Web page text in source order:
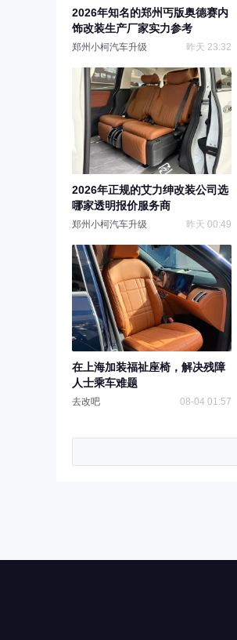
2026年知名的郑州丐版奥德赛内
饰改装生产厂家实力参考
郑州小柯汽车升级 昨天 23:32
2026年正规的艾力绅改装公司选
哪家透明报价服务商
郑州小柯汽车升级 昨天 00:49
在上海加装福祉座椅，解决残障
人士乘车难题
去改吧 08-04 01:57